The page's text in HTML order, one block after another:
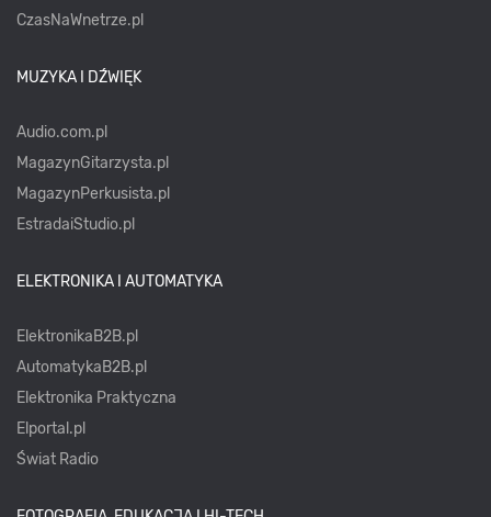
CzasNaWnetrze.pl
MUZYKA I DŹWIĘK
Audio.com.pl
MagazynGitarzysta.pl
MagazynPerkusista.pl
EstradaiStudio.pl
ELEKTRONIKA I AUTOMATYKA
ElektronikaB2B.pl
AutomatykaB2B.pl
Elektronika Praktyczna
Elportal.pl
Świat Radio